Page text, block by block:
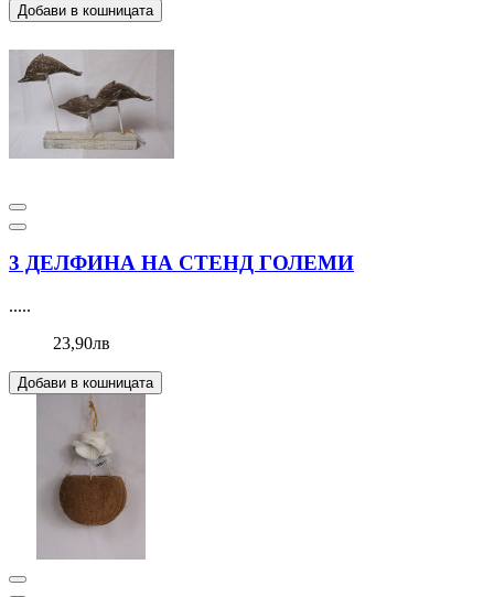
Добави в кошницата
3 ДЕЛФИНА НА СТЕНД ГОЛЕМИ
.....
23,90лв
Добави в кошницата